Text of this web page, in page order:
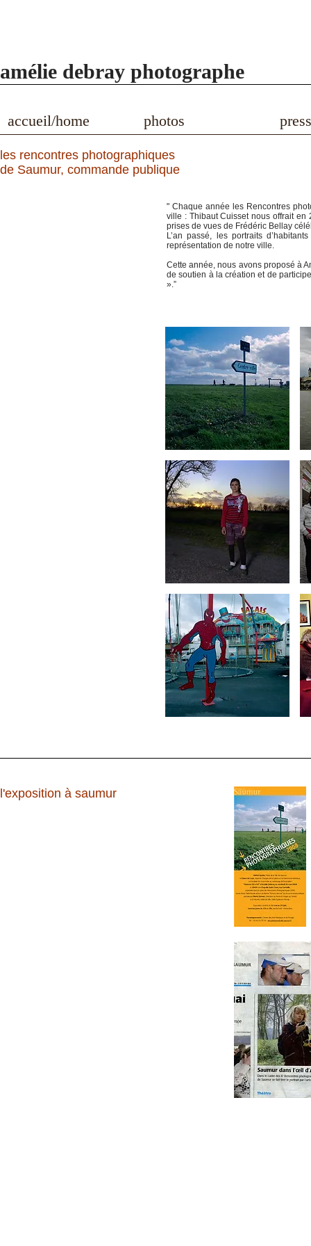
amélie debray photographe
accueil/home photos press
les rencontres photographiques
de Saumur, commande publique
" Chaque année les Rencontres
ville : Thibaut Cuisset nous offrait en
prises de vues de Frédéric Bellay
L’an passé, les portraits
représentation de notre ville.
Cette année, nous avons proposé à
de soutien à la création et de
».”
l'exposition à saumur